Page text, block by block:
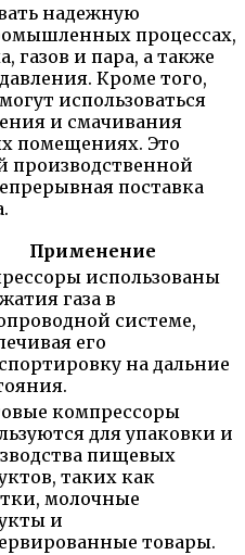
надежную
процессах,
газов и пара, а также
Кроме того,
использоваться
и смачивания
помещениях. Это
производственной
поставка
Применение
использованы
газа в
системе,
его
на дальние
компрессоры
для упаковки и
пищевых
таких как
молочные
и
товары.